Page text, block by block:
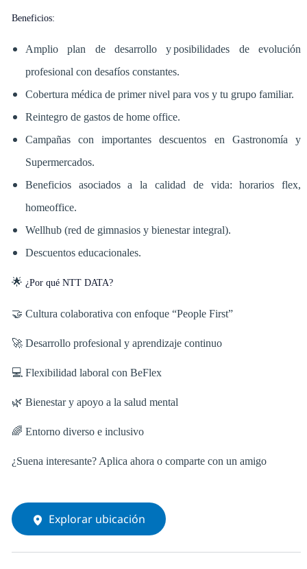
Beneficios:
Amplio plan de desarrollo y posibilidades de evolución
profesional con desafíos constantes.
Cobertura médica de primer nivel para vos y tu grupo familiar.
Reintegro de gastos de home office.
Campañas con importantes descuentos en Gastronomía y
Supermercados.
Beneficios asociados a la calidad de vida: horarios flex,
homeoffice.
Wellhub (red de gimnasios y bienestar integral).
Descuentos educacionales.
🌟 ¿Por qué NTT DATA?
🤝 Cultura colaborativa con enfoque “People First”
🚀 Desarrollo profesional y aprendizaje continuo
💻 Flexibilidad laboral con BeFlex
🌿 Bienestar y apoyo a la salud mental
🌈 Entorno diverso e inclusivo
¿Suena interesante? Aplica ahora o comparte con un amigo
Explorar ubicación